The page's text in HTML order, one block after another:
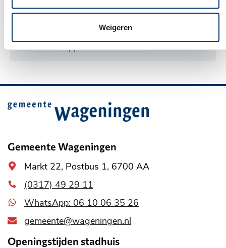
Weigeren
(0317) 41 01 60
Contactformulier
WhatsApp: 06 10 06 35 26
Belangrijke
informatie
Gemeente Wageningen
Algemeen
adres
Markt 22, Postbus 1, 6700 AA
(0317) 49 29 11
WhatsApp: 06 10 06 35 26
gemeente@wageningen.nl
Openingstijden stadhuis